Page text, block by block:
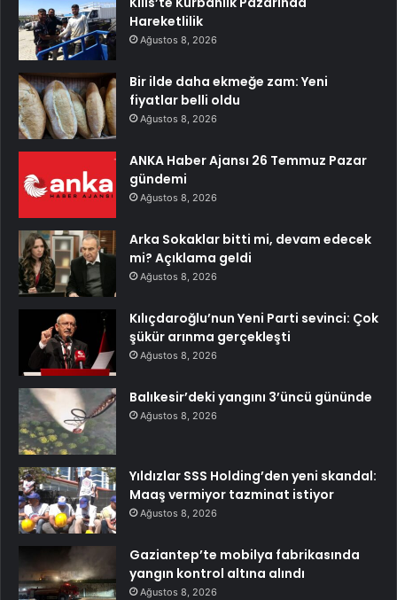
Hareketlilik
Ağustos 8, 2026
Bir ilde daha ekmeğe zam: Yeni
fiyatlar belli oldu
Ağustos 8, 2026
ANKA Haber Ajansı 26 Temmuz Pazar
gündemi
Ağustos 8, 2026
Arka Sokaklar bitti mi, devam edecek
mi? Açıklama geldi
Ağustos 8, 2026
Kılıçdaroğlu’nun Yeni Parti sevinci: Çok
şükür arınma gerçekleşti
Ağustos 8, 2026
Balıkesir’deki yangını 3’üncü gününde
Ağustos 8, 2026
Yıldızlar SSS Holding’den yeni skandal:
Maaş vermiyor tazminat istiyor
Ağustos 8, 2026
Gaziantep’te mobilya fabrikasında
yangın kontrol altına alındı
Ağustos 8, 2026